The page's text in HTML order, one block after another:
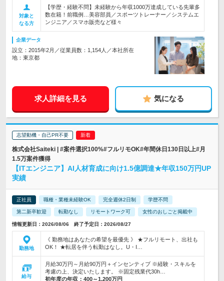
対象と
なる方
【学歴・経験不問】未経験から年収1000万達成している先輩多
数在籍！前職例…美容部員／スポーツトレーナー／システムエ
ンジニア／スマホ販売など様々
企業データ
設立：2015年2月／従業員数：1,154人／本社所在
地：東京都
求人詳細を見る 気になる
志望動機・自己PR不要
株式会社Saiteki | #案件選択100%#フルリモOK#年間休日130日以上#月
1.5万案件獲得
【ITエンジニア】AI人材育成に向け1.5億調達★年収150万円UP
実績
正社員 職種・業種未経験OK 完全週休2日制 学歴不問
第二新卒歓迎 転勤なし リモートワーク可 女性のおしごと掲載中
情報更新日：2026/08/06 終了予定日：2026/08/27
勤務地
《 勤務地はあなたの希望を最優先 》 ★フルリモート、出社も
OK！ ★転居を伴う転勤はなし。U・I…
給与
月給30万円～月給90万円＋インセンティブ ※経験・スキルを
考慮の上、決定いたします。 ※固定残業代30h…
初年度の年収： 400～1,200万円